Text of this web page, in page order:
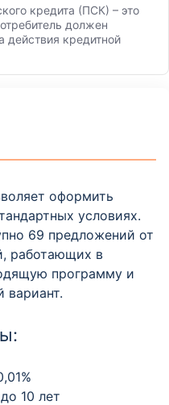
кредита (ПСК) – это
должен
действия кредитной
оформить
условиях.
69 предложений от
работающих в
программу и
вариант.
10 лет